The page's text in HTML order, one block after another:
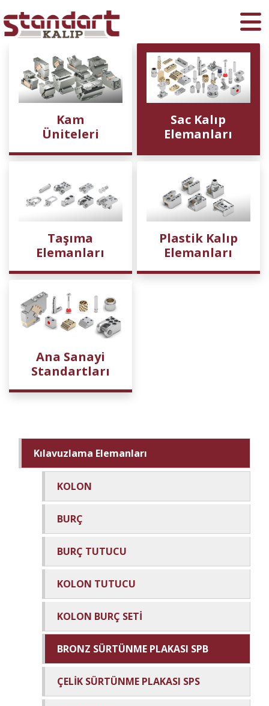
Kam
Üniteleri
Sac Kalıp
Elemanları
Taşıma
Elemanları
Plastik Kalıp
Elemanları
Ana Sanayi
Standartları
Kılavuzlama Elemanları
KOLON
BURÇ
BURÇ TUTUCU
KOLON TUTUCU
KOLON BURÇ SETİ
BRONZ SÜRTÜNME PLAKASI SPB
ÇELİK SÜRTÜNME PLAKASI SPS